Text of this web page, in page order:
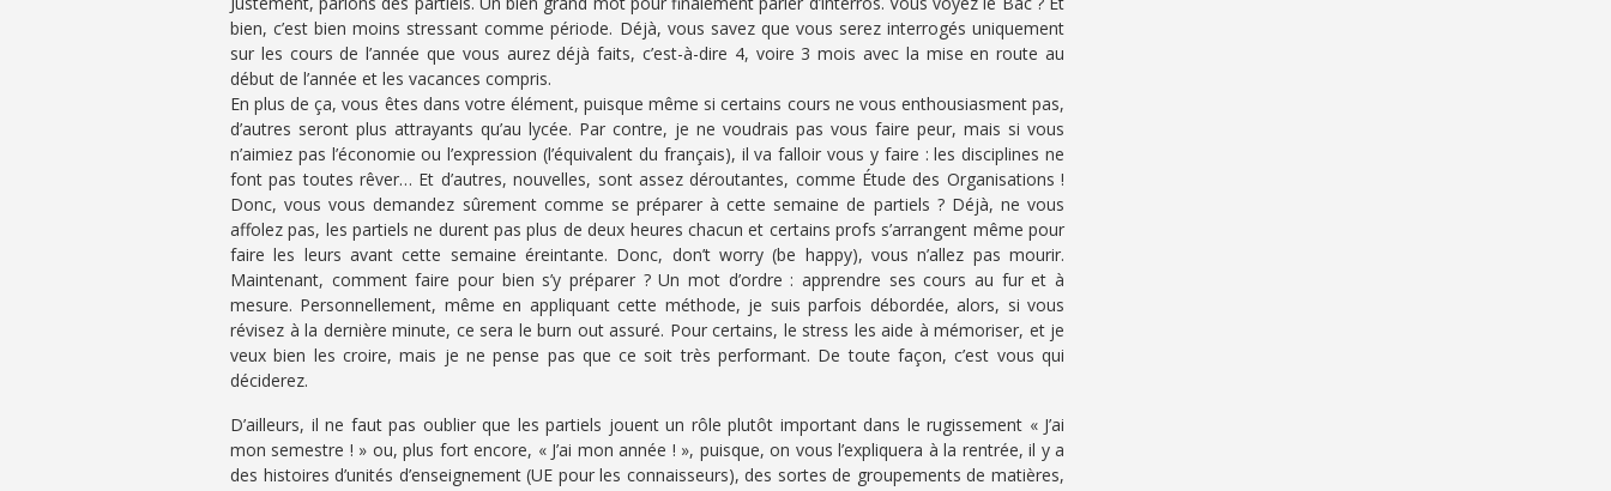
bien, c’est bien moins stressant comme période. Déjà, vous savez que vous serez interrogés uniquement
sur les cours de l’année que vous aurez déjà faits, c’est-à-dire 4, voire 3 mois avec la mise en route au
début de l’année et les vacances compris.
En plus de ça, vous êtes dans votre élément, puisque même si certains cours ne vous enthousiasment pas,
d’autres seront plus attrayants qu’au lycée. Par contre, je ne voudrais pas vous faire peur, mais si vous
n’aimiez pas l’économie ou l’expression (l’équivalent du français), il va falloir vous y faire : les disciplines ne
font pas toutes rêver… Et d’autres, nouvelles, sont assez déroutantes, comme Étude des Organisations !
Donc, vous vous demandez sûrement comme se préparer à cette semaine de partiels ? Déjà, ne vous
affolez pas, les partiels ne durent pas plus de deux heures chacun et certains profs s’arrangent même pour
faire les leurs avant cette semaine éreintante. Donc, don’t worry (be happy), vous n’allez pas mourir.
Maintenant, comment faire pour bien s’y préparer ? Un mot d’ordre : apprendre ses cours au fur et à
mesure. Personnellement, même en appliquant cette méthode, je suis parfois débordée, alors, si vous
révisez à la dernière minute, ce sera le burn out assuré. Pour certains, le stress les aide à mémoriser, et je
veux bien les croire, mais je ne pense pas que ce soit très performant. De toute façon, c’est vous qui
déciderez.
D’ailleurs, il ne faut pas oublier que les partiels jouent un rôle plutôt important dans le rugissement « J’ai
mon semestre ! » ou, plus fort encore, « J’ai mon année ! », puisque, on vous l’expliquera à la rentrée, il y a
des histoires d’unités d’enseignement (UE pour les connaisseurs), des sortes de groupements de matières,